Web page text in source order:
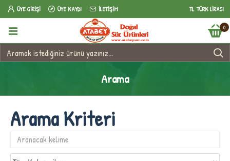
ÜYE GIRIŞI ÜYE KAYDI İLETIŞIM TL TÜRK LIRASI
0
Arama
Arama Kriteri